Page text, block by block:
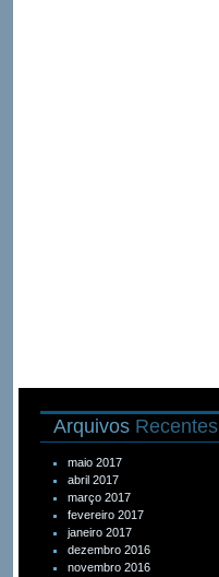
Arquivos Recentes
maio 2017
abril 2017
março 2017
fevereiro 2017
janeiro 2017
dezembro 2016
novembro 2016